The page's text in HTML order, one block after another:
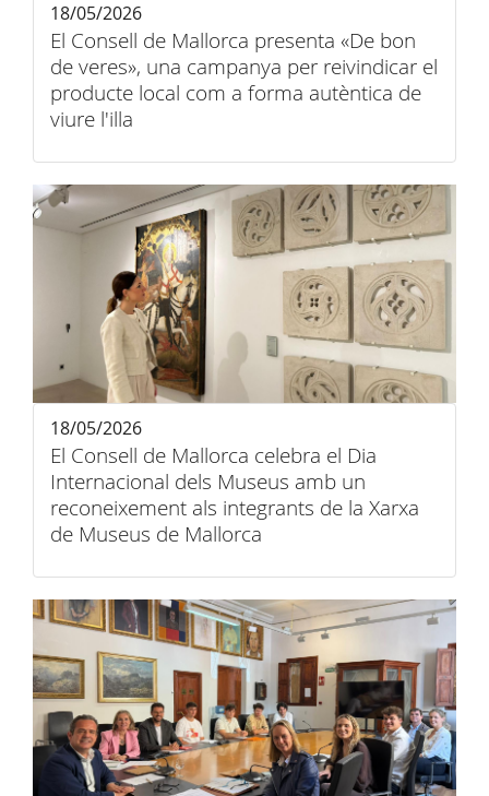
El Consell de Mallorca presenta «De bon
de veres», una campanya per reivindicar el
producte local com a forma autèntica de
viure l'illa
18/05/2026
El Consell de Mallorca celebra el Dia
Internacional dels Museus amb un
reconeixement als integrants de la Xarxa
de Museus de Mallorca
18/05/2026